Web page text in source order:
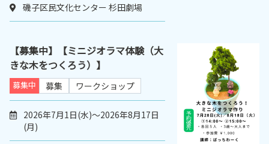
磯子区民文化センター 杉田劇場
【募集中】【ミニジオラマ体験（大
きな木をつくろう）】
募集中 募集 ワークショップ
2026年7月1日(水)～2026年8月17日
(月)